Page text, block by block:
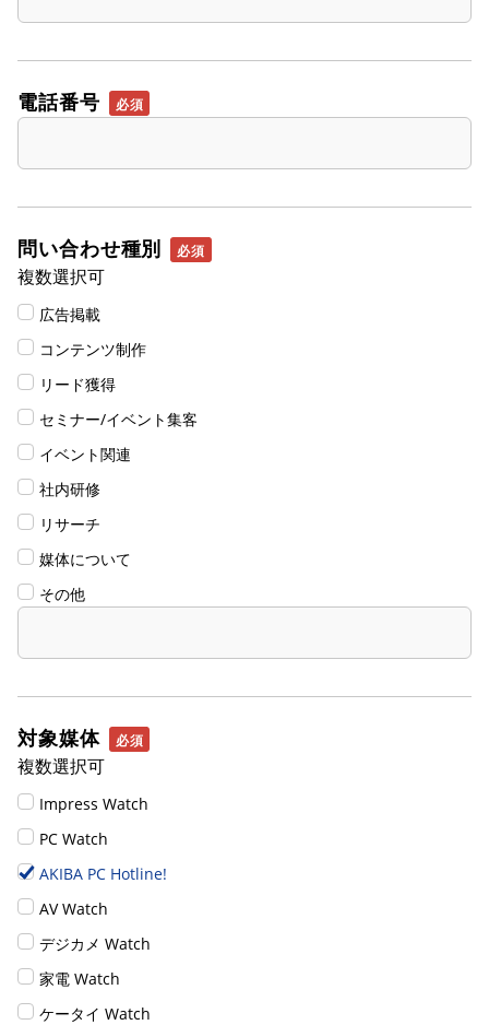
電話番号
問い合わせ種別
複数選択可
広告掲載
コンテンツ制作
リード獲得
セミナー/イベント集客
イベント関連
社内研修
リサーチ
媒体について
その他
対象媒体
複数選択可
Impress Watch
PC Watch
AKIBA PC Hotline!
AV Watch
デジカメ Watch
家電 Watch
ケータイ Watch